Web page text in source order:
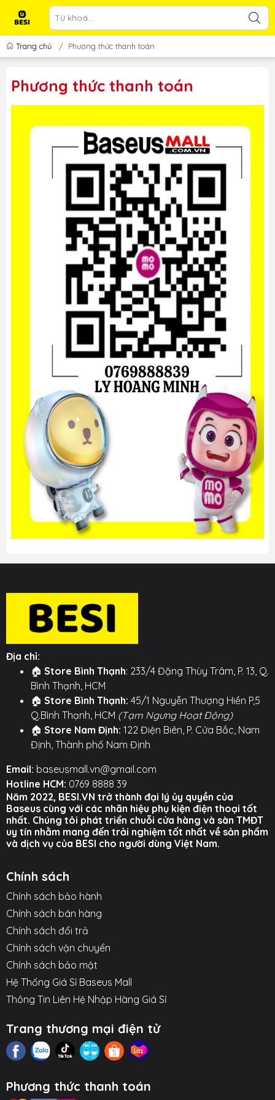
Trang chủ / Phương thức thanh toán
Phương thức thanh toán
Địa chỉ:
🏠 Store Bình Thạnh: 233/4 Đặng Thùy Trâm, P. 13, Q.
Bình Thạnh, HCM
🏠 Store Bình Thạnh: 45/1 Nguyễn Thượng Hiền P,5
Q.Bình Thạnh, HCM (Tạm Ngưng Hoạt Động)
🏠 Store Nam Định: 122 Điện Biên, P. Cửa Bắc, Nam
Định, Thành phố Nam Định
Email: baseusmall.vn@gmail.com
Hotline HCM: 0769 8888 39
Năm 2022, BESI.VN trở thành đại lý ủy quyền của
Baseus cùng với các nhãn hiệu phụ kiện điện thoại tốt
nhất. Chúng tôi phát triển chuỗi cửa hàng và sàn TMĐT
uy tín nhằm mang đến trải nghiệm tốt nhất về sản phẩm
và dịch vụ của BESI cho người dùng Việt Nam.
Chính sách
Chính sách bảo hành
Chính sách bán hàng
Chính sách đổi trả
Chính sách vận chuyển
Chính sách bảo mật
Hệ Thống Giá Sỉ Baseus Mall
Thông Tin Liên Hệ Nhập Hàng Giá Sỉ
Trang thương mại điện tử
Phương thức thanh toán